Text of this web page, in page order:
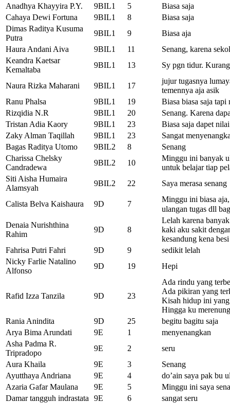
Anadhya Khayyira P.Y.
9BIL1 5
Biasa saja
Cahaya Dewi Fortuna
9BIL1 8
Biasa saja
Dimas Raditya Kusuma
Putra
9BIL1 9
Biasa aja
Haura Andani Aiva
9BIL1 11
Senang, karena
Keandra Kaetsar
Kemaltaba
9BIL1 13 Sy pgn tidur.
Naura Rizka Maharani 9BIL1 17
jujur tugasnya
temennya aja asik
Ranu Phalsa
9BIL1 19
Biasa biasa saja
Rizqidia N.R
9BIL1 20
Senang. Karena
Tristan Adia Kaory
9BIL1 23
Biasa saja dapet
Zaky Alman Taqillah
9BIL1 23
Sangat
Bagas Raditya Utomo
9BIL2 8
Senang
Charissa Chelsky
Candradewa
9BIL2 10
Minggu ini banyak
untuk belajar tiap
Siti Aisha Humaira
Alamsyah
9BIL2 22 Saya merasa senang
Calista Belva Kaishaura 9D 7
Minggu ini biasa
ulangan tugas dll
Denaia Nurishthina
Rahim
9D 8
Lelah karena
kaki aku sakit
kesandung kena
Fahrisa Putri Fahri
9D 9
sedikit lelah
Nicky Farlie Natalino
Alfonso
9D 19 Hepi
Rafid Izza Tanzila 9D 23
Ada rindu yang
Ada pikiran yang
Kisah hidup ini
Hingga ku
Rania Anindita
9D 25
begitu bagitu saja
Arya Bima Arundati
9E 1
menyenangkan
Asha Padma R.
Tripradopo
9E 2
seru
Aura Khaila
9E 3
Senang
Ayutthaya Andriana
9E 4
do’ain saya pak bu
Azaria Gafar Maulana
9E 5
Minggu ini saya
Damar tangguh indrastata
9E 6
sangat seru